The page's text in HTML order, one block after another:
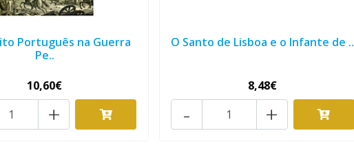
Português na Guerra
Pe..
10,60€
+
O Santo de Lisboa e o Infante de ..
8,48€
+
-